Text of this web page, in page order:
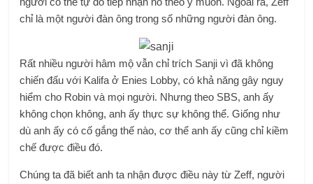
chỉ là một người đàn ông trong số những người đàn ông.
Rất nhiều người hâm mộ vẫn chỉ trích Sanji vì đã không
chiến đấu với Kalifa ở Enies Lobby, có khả năng gây nguy
hiểm cho Robin và mọi người. Nhưng theo SBS, anh ấy
không chọn không, anh ấy thực sự không thể. Giống như
dù anh ấy có cố gắng thế nào, cơ thể anh ấy cũng chỉ kiềm
chế được điều đó.
Chúng ta đã biết anh ta nhận được điều này từ Zeff, người